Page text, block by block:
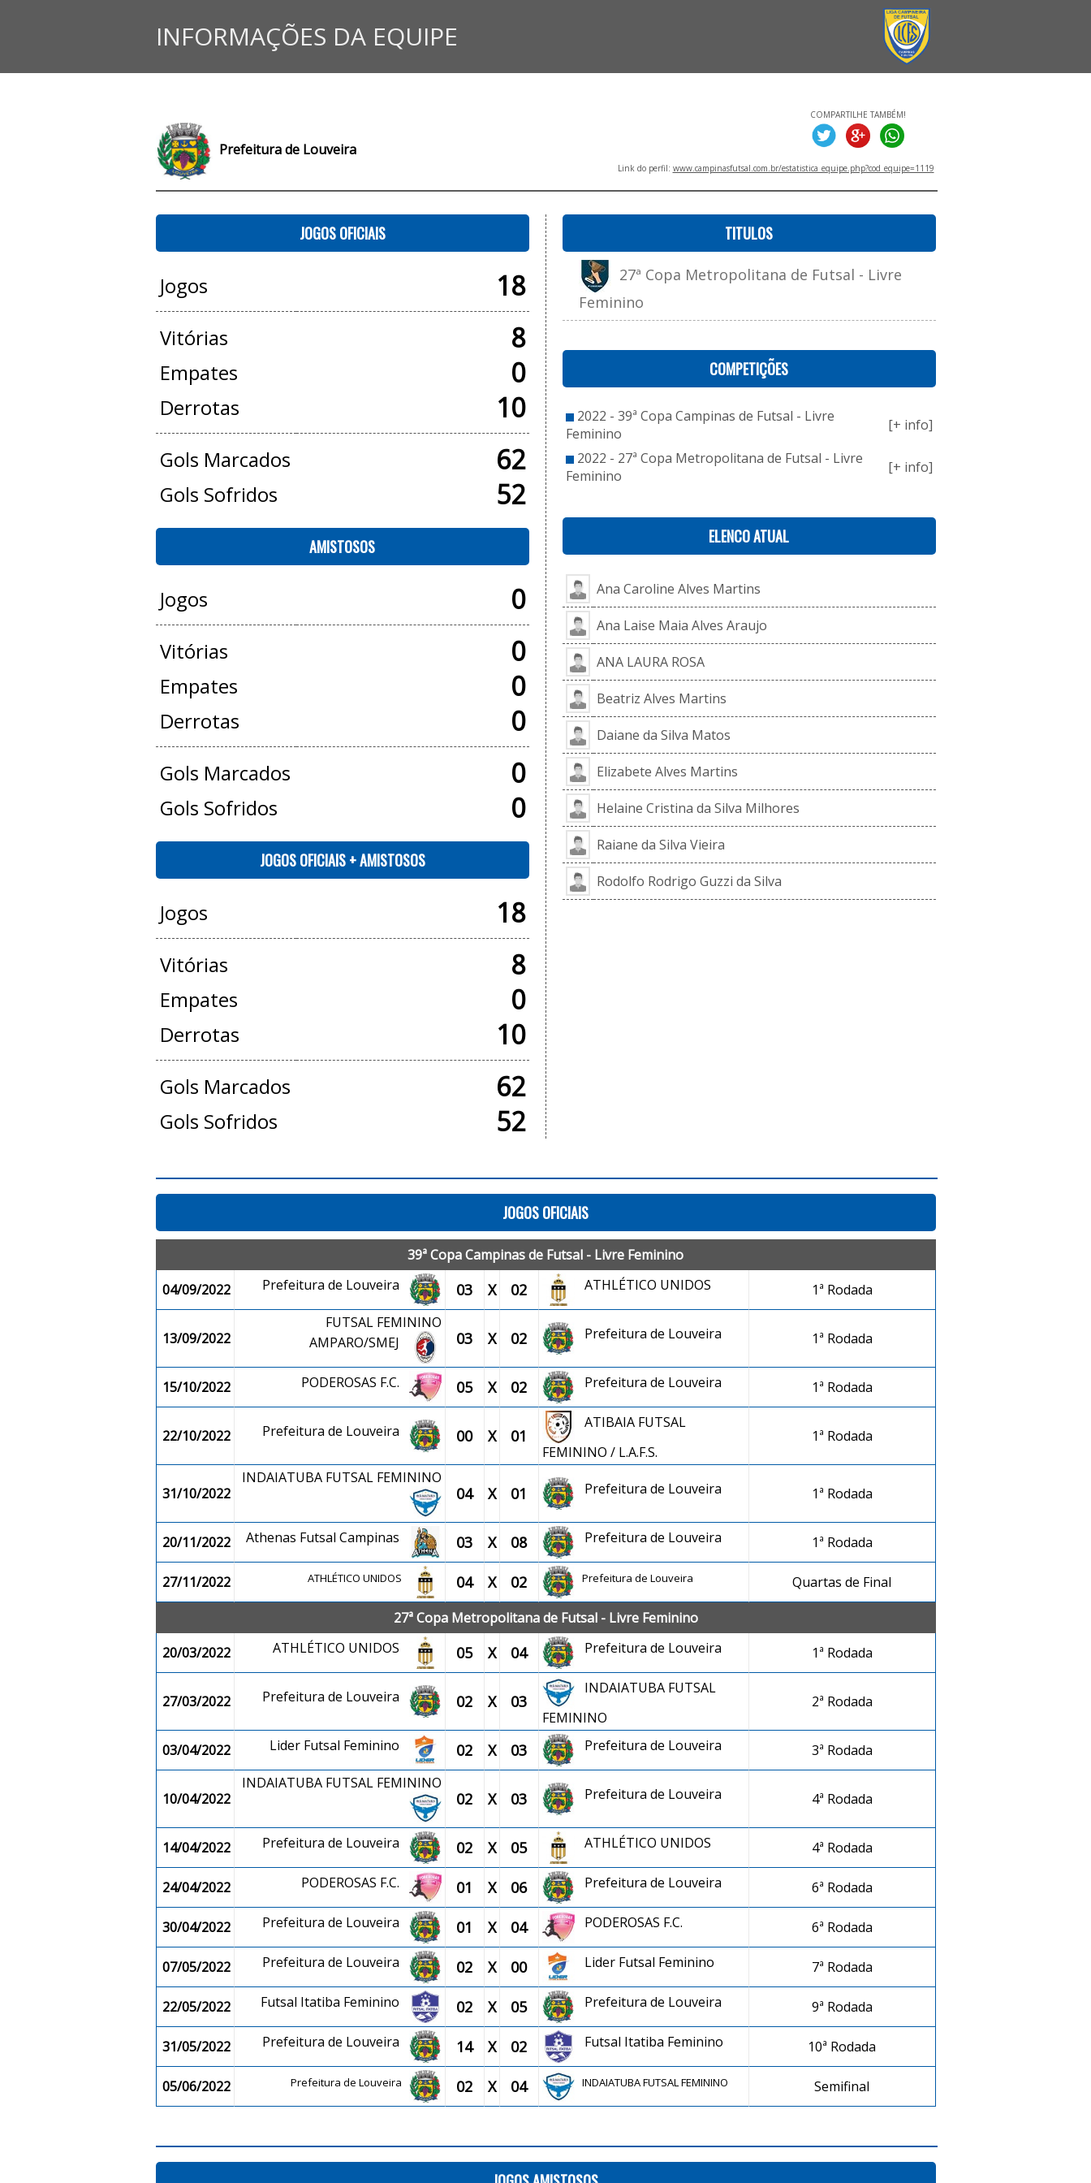
INFORMAÇÕES DA EQUIPE
Prefeitura de Louveira
COMPARTILHE TAMBÉM!
Link do perfil: www.campinasfutsal.com.br/estatistica_equipe.php?cod_equipe=1119
JOGOS OFICIAIS
Jogos 18
Vitórias 8
Empates 0
Derrotas 10
Gols Marcados 62
Gols Sofridos 52
AMISTOSOS
Jogos 0
Vitórias 0
Empates 0
Derrotas 0
Gols Marcados 0
Gols Sofridos 0
JOGOS OFICIAIS + AMISTOSOS
Jogos 18
Vitórias 8
Empates 0
Derrotas 10
Gols Marcados 62
Gols Sofridos 52
TITULOS
27ª Copa Metropolitana de Futsal - Livre
Feminino
COMPETIÇÕES
2022 - 39ª Copa Campinas de Futsal - Livre
Feminino
[+ info]
2022 - 27ª Copa Metropolitana de Futsal - Livre
Feminino
[+ info]
ELENCO ATUAL
Ana Caroline Alves Martins
Ana Laise Maia Alves Araujo
ANA LAURA ROSA
Beatriz Alves Martins
Daiane da Silva Matos
Elizabete Alves Martins
Helaine Cristina da Silva Milhores
Raiane da Silva Vieira
Rodolfo Rodrigo Guzzi da Silva
JOGOS OFICIAIS
39ª Copa Campinas de Futsal - Livre Feminino
04/09/2022
Prefeitura de Louveira 03 X 02 ATHLÉTICO UNIDOS 1ª Rodada
13/09/2022
FUTSAL FEMININO
AMPARO/SMEJ
03 X 02 Prefeitura de Louveira 1ª Rodada
15/10/2022 PODEROSAS F.C. 05 X 02 Prefeitura de Louveira 1ª Rodada
22/10/2022 Prefeitura de Louveira 00 X 01
ATIBAIA FUTSAL
FEMININO / L.A.F.S.
1ª Rodada
31/10/2022
INDAIATUBA FUTSAL FEMININO
04 X 01 Prefeitura de Louveira 1ª Rodada
20/11/2022 Athenas Futsal Campinas 03 X 08 Prefeitura de Louveira 1ª Rodada
27/11/2022 ATHLÉTICO UNIDOS 04 X 02 Prefeitura de Louveira
Quartas de Final
27ª Copa Metropolitana de Futsal - Livre Feminino
20/03/2022
ATHLÉTICO UNIDOS 05 X 04 Prefeitura de Louveira 1ª Rodada
27/03/2022 Prefeitura de Louveira 02 X 03
INDAIATUBA FUTSAL
FEMININO
2ª Rodada
03/04/2022 Lider Futsal Feminino 02 X 03 Prefeitura de Louveira 3ª Rodada
10/04/2022
INDAIATUBA FUTSAL FEMININO
02 X 03 Prefeitura de Louveira 4ª Rodada
14/04/2022 Prefeitura de Louveira 02 X 05 ATHLÉTICO UNIDOS 4ª Rodada
24/04/2022 PODEROSAS F.C. 01 X 06 Prefeitura de Louveira 6ª Rodada
30/04/2022 Prefeitura de Louveira 01 X 04 PODEROSAS F.C. 6ª Rodada
07/05/2022 Prefeitura de Louveira 02 X 00 Lider Futsal Feminino 7ª Rodada
22/05/2022 Futsal Itatiba Feminino 02 X 05 Prefeitura de Louveira 9ª Rodada
31/05/2022 Prefeitura de Louveira 14 X 02 Futsal Itatiba Feminino 10ª Rodada
05/06/2022 Prefeitura de Louveira 02 X 04 INDAIATUBA FUTSAL FEMININO Semifinal